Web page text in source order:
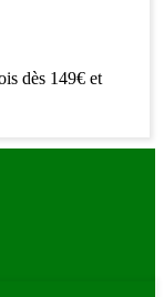
dès 149€ et